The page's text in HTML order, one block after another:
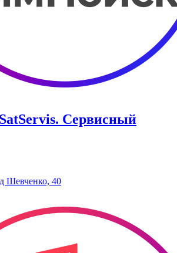
Сервисный
Шевченко, 40